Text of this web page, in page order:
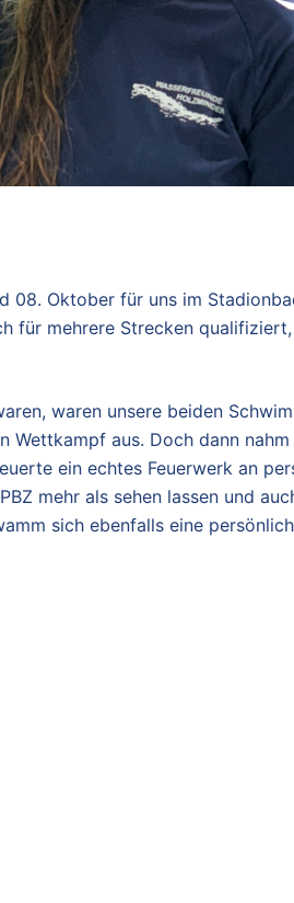
08. Oktober für uns im
für mehrere Strecken
waren unsere beiden
Wettkampf aus. Doch dann
ein echtes Feuerwerk an
mehr als sehen lassen und
sich ebenfalls eine